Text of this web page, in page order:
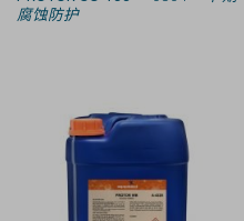
腐蚀防护